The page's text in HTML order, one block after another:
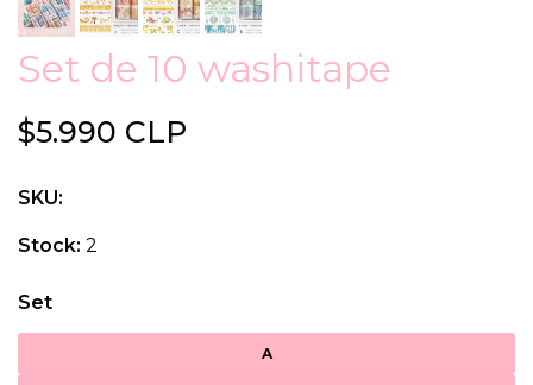
Set de 10 washitape
$5.990 CLP
SKU:
Stock: 2
Set
A